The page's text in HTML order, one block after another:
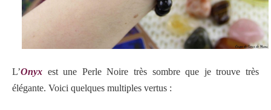
L’Onyx est une Perle Noire très sombre que je trouve très
élégante. Voici quelques multiples vertus :